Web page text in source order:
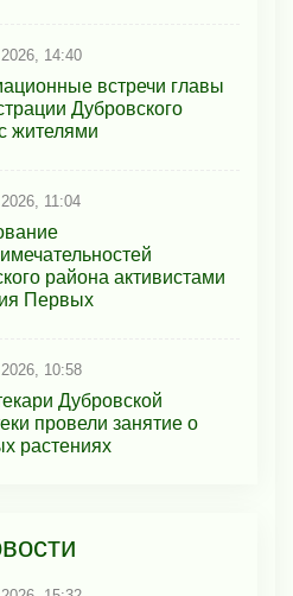
14:40
встречи главы
Дубровского
жителями
11:04
района активистами
Первых
10:58
Дубровской
провели занятие о
растениях